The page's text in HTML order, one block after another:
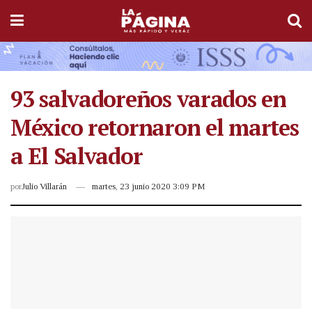
93 salvadoreños varados en
México retornaron el martes
a El Salvador
porJulio Villarán martes, 23 junio 2020 3:09 PM